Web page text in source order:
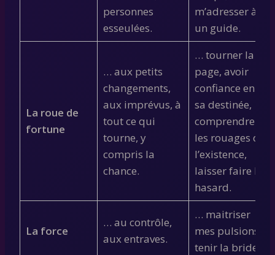
personnes
esseulées.
m’adresser à
un guide.
La roue de
fortune
… aux petits
changements,
aux imprévus, à
tout ce qui
tourne, y
compris la
chance.
… tourner la
page, avoir
confiance en
sa destinée,
comprendre
les rouages de
l’existence,
laisser faire le
hasard.
La force
… au contrôle,
aux entraves.
… maitriser
mes pulsions,
tenir la bride.